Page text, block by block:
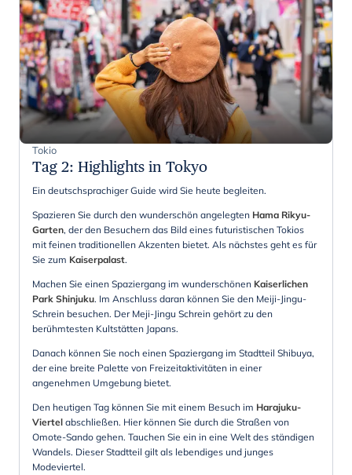
Tokio
Tag 2: Highlights in Tokyo
Ein deutschsprachiger Guide wird Sie heute begleiten.
Spazieren Sie durch den wunderschön angelegten Hama Rikyu-
Garten, der den Besuchern das Bild eines futuristischen Tokios
mit feinen traditionellen Akzenten bietet. Als nächstes geht es für
Sie zum Kaiserpalast.
Machen Sie einen Spaziergang im wunderschönen Kaiserlichen
Park Shinjuku. Im Anschluss daran können Sie den Meiji-Jingu-
Schrein besuchen. Der Meji-Jingu Schrein gehört zu den
berühmtesten Kultstätten Japans.
Danach können Sie noch einen Spaziergang im Stadtteil Shibuya,
der eine breite Palette von Freizeitaktivitäten in einer
angenehmen Umgebung bietet.
Den heutigen Tag können Sie mit einem Besuch im Harajuku-
Viertel abschließen. Hier können Sie durch die Straßen von
Omote-Sando gehen. Tauchen Sie ein in eine Welt des ständigen
Wandels. Dieser Stadtteil gilt als lebendiges und junges
Modeviertel.